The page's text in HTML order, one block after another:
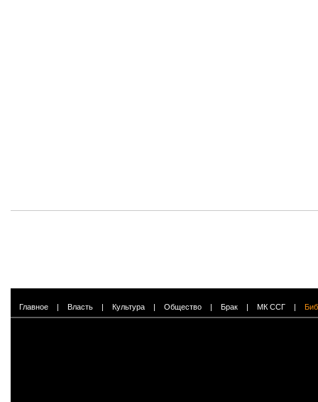
Главное | Власть | Культура | Общество | Брак | МК ССГ |